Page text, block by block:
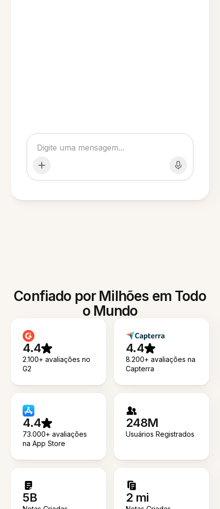
Confiado por Milhões em Todo
o Mundo
4.4
2.100+ avaliações no
G2
4.4
8.200+ avaliações na
Capterra
4.4
73.000+ avaliações
na App Store
248M
Usuários Registrados
5B 2 mi